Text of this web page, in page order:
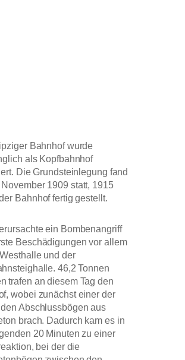
Bahnhof wurde
als Kopfbahnhof
Die Grundsteinlegung fand
1909 statt, 1915
Bahnhof fertig gestellt.
ein Bombenangriff
Beschädigungen vor allem
und der
46,2 Tonnen
trafen an diesem Tag den
wobei zunächst einer der
Abschlussbögen aus
brach. Dadurch kam es in
20 Minuten zu einer
bei der die